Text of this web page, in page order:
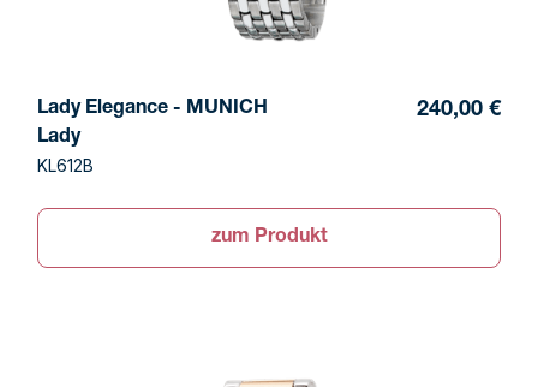
Lady Elegance - MUNICH
Lady
KL612B
240,00 €
zum Produkt